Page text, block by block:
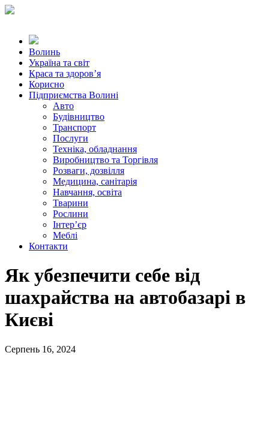
Волинь
Україна та світ
Краса та здоров’я
Корисно
Підприємства Волині
Авто
Будівництво
Транспорт
Послуги
Техніка, обладнання
Виробництво та Торгівля
Розваги, дозвілля
Медицина, санітарія
Навчання, освіта
Тварини
Рослини
Інтер’єр
Меблі
Контакти
Як убезпечити себе від
шахрайства на автобазарі в
Києві
Серпень 16, 2024